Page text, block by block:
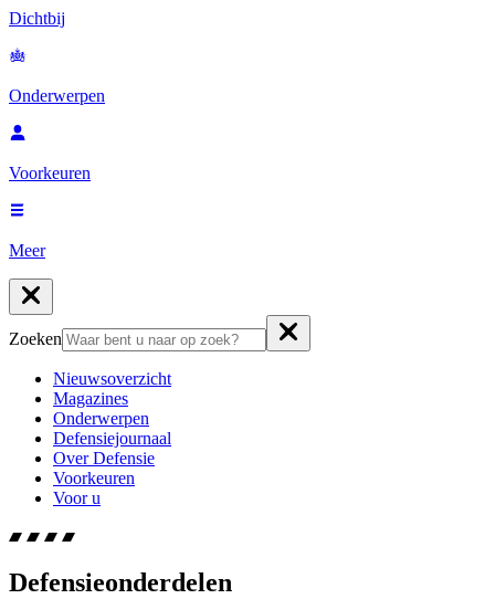
Dichtbij
Onderwerpen
Voorkeuren
Meer
Zoeken
Nieuwsoverzicht
Magazines
Onderwerpen
Defensiejournaal
Over Defensie
Voorkeuren
Voor u
Defensieonderdelen